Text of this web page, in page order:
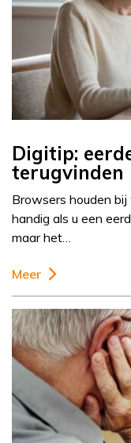
Digitip:
terugvinden
Browsers houden
handig als u een
maar het…
Meer